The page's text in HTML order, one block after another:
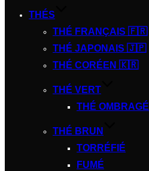
THÉS
THÉ FRANÇAIS 🇫🇷
THÉ JAPONAIS 🇯🇵
THÉ CORÉEN 🇰🇷
THÉ VERT
THÉ OMBRAGÉ
THÉ BRUN
TORRÉFIÉ
FUMÉ